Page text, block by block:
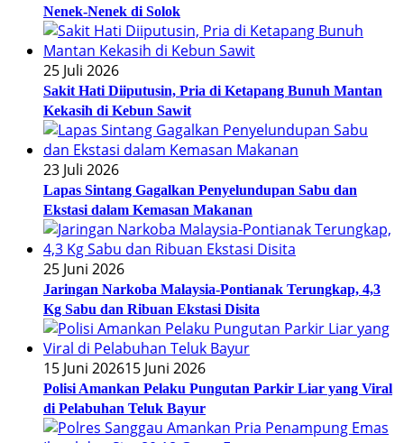
Nenek-Nenek di Solok
25 Juli 2026
Sakit Hati Diiputusin, Pria di Ketapang Bunuh Mantan
Kekasih di Kebun Sawit
23 Juli 2026
Lapas Sintang Gagalkan Penyelundupan Sabu dan
Ekstasi dalam Kemasan Makanan
25 Juni 2026
Jaringan Narkoba Malaysia-Pontianak Terungkap, 4,3
Kg Sabu dan Ribuan Ekstasi Disita
15 Juni 202615 Juni 2026
Polisi Amankan Pelaku Pungutan Parkir Liar yang Viral
di Pelabuhan Teluk Bayur